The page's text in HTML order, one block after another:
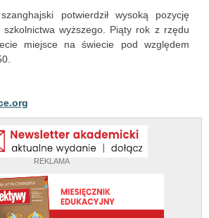
REKLAMA
potwierdził wysoką pozycję
szkolnictwa wyższego. Piąty rok z rzędu
miejsce na świecie pod względem